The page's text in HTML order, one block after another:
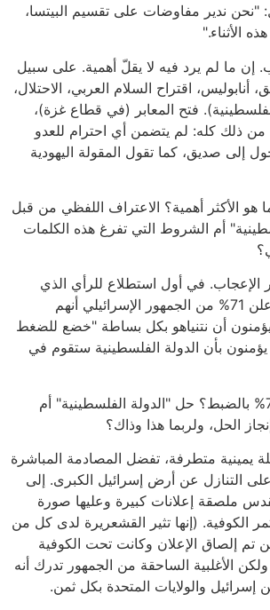
"نحن ندير مفاوضات على تقسيم البيتسا،
الأثناء."
إن ما لم يرد فيه لا يقلّ أهمية. على سبيل
أنابوليس، اقتراح السلام العربي، الاحتلال،
فتح المعابر (في قطاع غزة)،
من ذلك كله: لم يتضمن أي احترام للعدو
إلى صديق، كما تقول المقولة اليهودية
هو الأكثر أهمية؟ الاعتراف اللفظي من قبل
أم الشروط التي تفرغ هذه الكلمات
الإعجاب. في أول استطلاع للرأي الذي
جرى غداة الخطاب أعلن 71% من الجمهور الإسرائيلي أنهم
ولكن 55% يؤمنون أن نتنياهو بكل بساطة "خضع للضغط
و 70% لا يؤمنون بأن الدولة الفلسطينية ستقوم في
ما الذي يؤيدونه الـ 71% بالضبط؟ حل "الدولة الفلسطينية" أم
الحل، ولربما هذا وذاك؟
يمينية متطرفة، تفضل المصادمة المباشرة
على التنازل عن أرض إسرائيل الكبرى. إلى
ملصقة إعلانات كبيرة وعليها صورة
الكوفية. (إنها تثير القشعريرة لدى كل من
تم إلصاق الإعلان وكانت تحت الكوفية
الأغلبية الساحقة من الجمهور تدرك أنه
إسرائيل والولايات المتحدة بكل ثمن.